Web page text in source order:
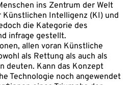
ins Zentrum der Welt
Intelligenz (KI) und
die Kategorie des
infrage gestellt.
allen voran Künstliche
als Rettung als auch als
deuten. Kann das Konzept
Technologie noch angewendet